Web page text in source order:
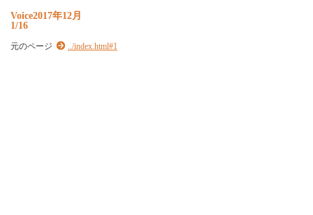
Voice2017年12月
1/16
元のページ ../index.html#1